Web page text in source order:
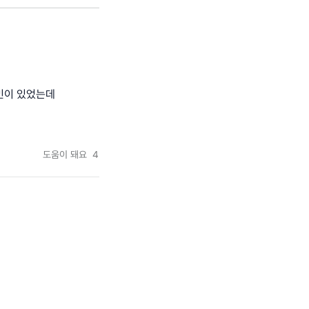
이 있었는데
도움이 돼요 4